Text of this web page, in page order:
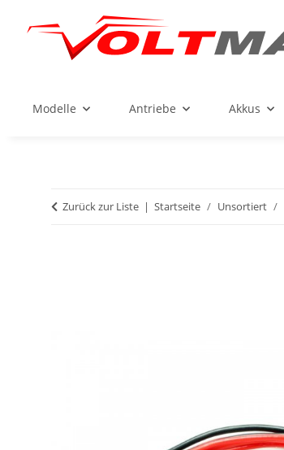
Modelle Antriebe Akkus
Zurück zur Liste Startseite Unsortiert